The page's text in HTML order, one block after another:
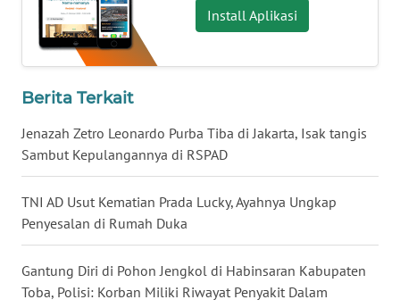
Install Aplikasi
Berita Terkait
Jenazah Zetro Leonardo Purba Tiba di Jakarta, Isak tangis
Sambut Kepulangannya di RSPAD
TNI AD Usut Kematian Prada Lucky, Ayahnya Ungkap
Penyesalan di Rumah Duka
Gantung Diri di Pohon Jengkol di Habinsaran Kabupaten
Toba, Polisi: Korban Miliki Riwayat Penyakit Dalam
WN
KALTARA
WN
WN
WN